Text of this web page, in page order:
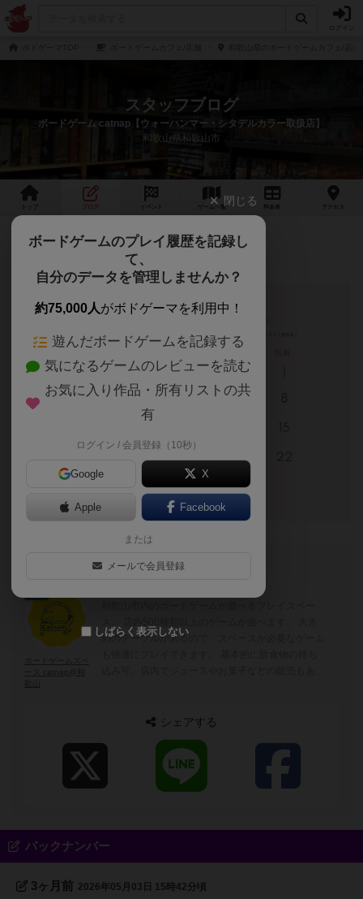
スタッフブログ
ボードゲーム catnap【ウォーハンマー・シタデルカラー取扱店】
和歌山県和歌山市
ゲーム 一覧 料金 アクセス
2月の営業
このブログの投稿者
めのテーブルがあるので、スペースが必要なゲーム
シェアする
バックナンバー
3ヶ月前 2026年05月03日 15時42分頃
閉じる
ボードゲームのプレイ履歴を記録し
て、
自分のデータを管理しませんか？
約75,000人がボドゲーマを利用中！
遊んだボードゲームを記録する
気になるゲームのレビューを読む
お気に入り作品・所有リストの共
有
ログイン / 会員登録（10秒）
Google X
Apple Facebook
または
メールで会員登録
しばらく表示しない